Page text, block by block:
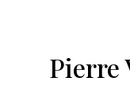
Pierre